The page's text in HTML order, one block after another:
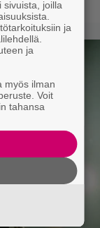
sivuista, joilla
ja
ja
myös ilman
Voit
tahansa